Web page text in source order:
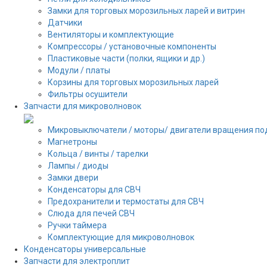
Замки для торговых морозильных ларей и витрин
Датчики
Вентиляторы и комплектующие
Компрессоры / установочные компоненты
Пластиковые части (полки, ящики и др.)
Модули / платы
Корзины для торговых морозильных ларей
Фильтры осушители
Запчасти для микроволновок
Микровыключатели / моторы/ двигатели вращения
Магнетроны
Кольца / винты / тарелки
Лампы / диоды
Замки двери
Конденсаторы для СВЧ
Предохранители и термостаты для СВЧ
Слюда для печей СВЧ
Ручки таймера
Комплектующие для микроволновок
Конденсаторы универсальные
Запчасти для электроплит